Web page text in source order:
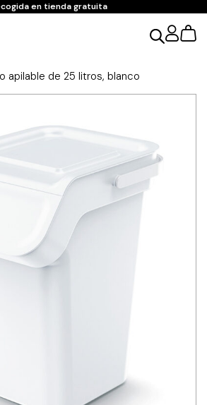
en tienda gratuita
apilable de 25 litros, blanco